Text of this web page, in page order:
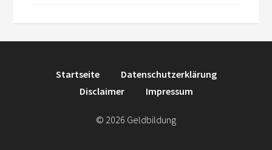
Startseite
Datenschutzerklärung
Disclaimer
Impressum
© 2026 Geldbildung